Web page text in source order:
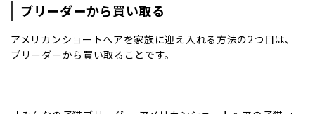
ブリーダーから買い取る
アメリカンショートヘアを家族に迎え入れる方法の2つ目は、
ブリーダーから買い取ることです。